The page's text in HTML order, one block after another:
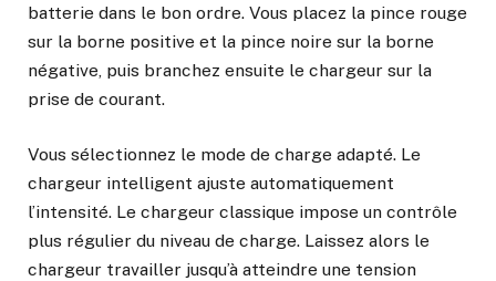
batterie dans le bon ordre. Vous placez la pince rouge
sur la borne positive et la pince noire sur la borne
négative, puis branchez ensuite le chargeur sur la
prise de courant.
Vous sélectionnez le mode de charge adapté. Le
chargeur intelligent ajuste automatiquement
l’intensité. Le chargeur classique impose un contrôle
plus régulier du niveau de charge. Laissez alors le
chargeur travailler jusqu’à atteindre une tension